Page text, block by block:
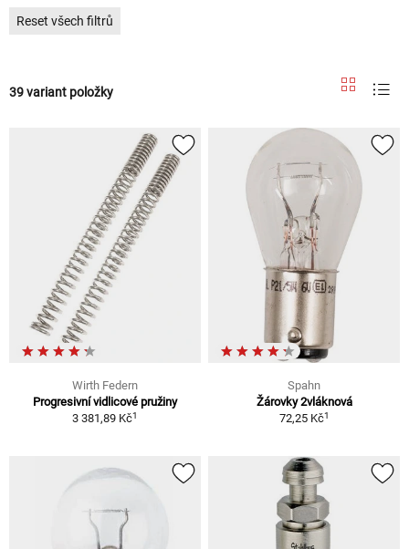
Reset všech filtrů
39 variant položky
Wirth Federn
Progresivní vidlicové pružiny
3 381,89 Kč1
Spahn
Žárovky 2vláknová
72,25 Kč1